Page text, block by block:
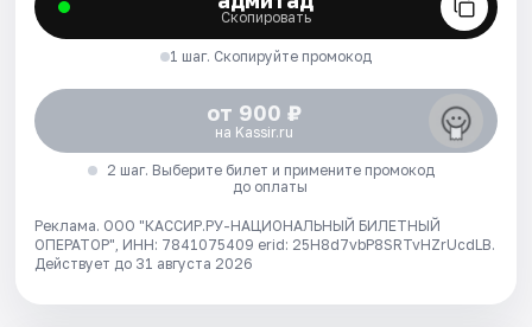
Скопировать
1 шаг. Скопируйте промокод
от 900 ₽
на Kassir.ru
2 шаг. Выберите билет и примените промокод
до оплаты
Реклама. ООО "КАССИР.РУ-НАЦИОНАЛЬНЫЙ БИЛЕТНЫЙ
ОПЕРАТОР", ИНН: 7841075409 erid: 25H8d7vbP8SRTvHZrUcdLB.
Действует до 31 августа 2026